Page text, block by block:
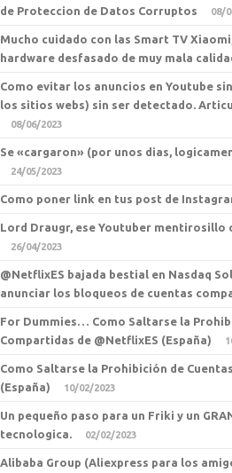
de Proteccion de Datos Corruptos 08/
Mucho cuidado con las Smart TV
hardware desfasado de muy mala
Como evitar los anuncios en Youtube sin
los sitios webs) sin ser detectado.
08/06/2023
Se «cargaron» (por unos dias,
24/05/2023
Como poner link en tus post de
Lord Draugr, ese Youtuber mentirosillo
26/04/2023
@NetflixES bajada bestial en Nasdaq
anunciar los bloqueos de cuentas
For Dummies… Como Saltarse la
Compartidas de @NetflixES (España)
Como Saltarse la Prohibición de
(España)
10/02/2023
Un pequeño paso para un Friki y un
tecnologica.
02/02/2023
Alibaba Group (Aliexpress para los